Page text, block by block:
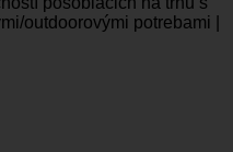
outdoorovými potrebami |